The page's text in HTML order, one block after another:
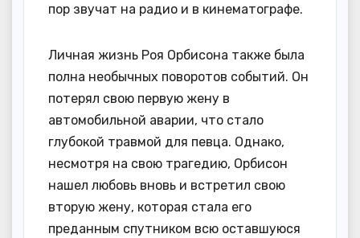
пор звучат на радио и в кинематографе.
Личная жизнь Роя Орбисона также была
полна необычных поворотов событий. Он
потерял свою первую жену в
автомобильной аварии, что стало
глубокой травмой для певца. Однако,
несмотря на свою трагедию, Орбисон
нашел любовь вновь и встретил свою
вторую жену, которая стала его
преданным спутником всю оставшуюся